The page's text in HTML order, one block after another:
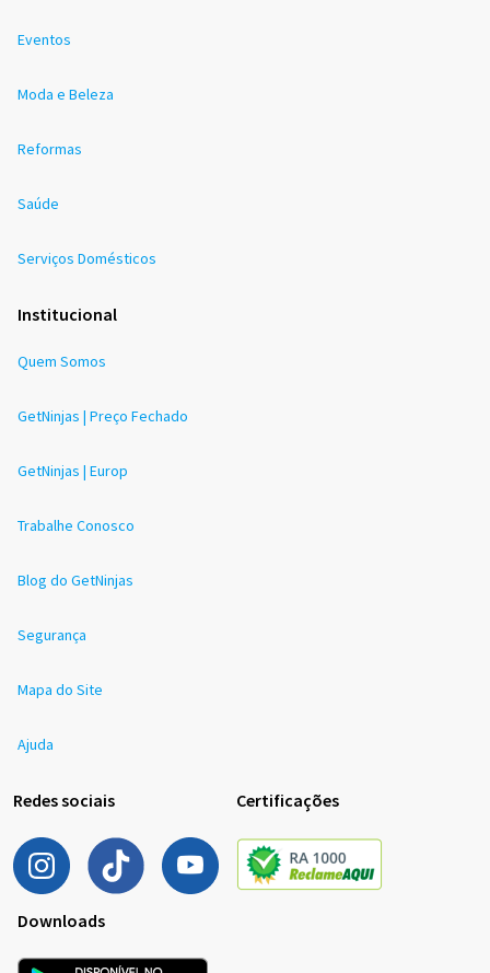
Eventos
Moda e Beleza
Reformas
Saúde
Serviços Domésticos
Institucional
Quem Somos
GetNinjas | Preço Fechado
GetNinjas | Europ
Trabalhe Conosco
Blog do GetNinjas
Segurança
Mapa do Site
Ajuda
Redes sociais Certificações
Downloads